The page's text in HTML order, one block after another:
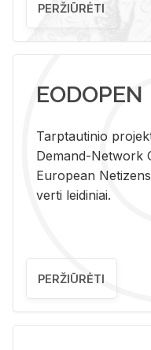
PERŽIŪRĖTI
EODOPEN
Tarp­tau­ti­nio
De­mand-Ne­twork
Eu­ro­pe­an
ver­ti lei­di­niai.
PERŽIŪRĖTI